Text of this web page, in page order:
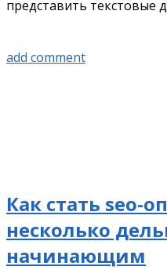
представить текстовые
add comment
Как стать seo-
несколько
начинающим